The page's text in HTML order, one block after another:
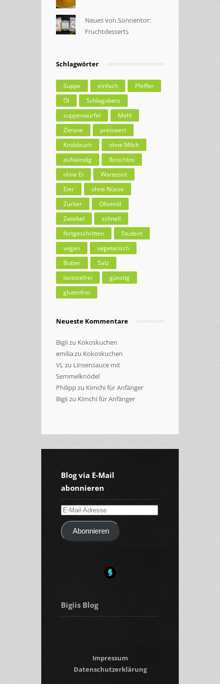
Neues von Sonnentor:
Fruchtdesserts
Schlagwörter
Suppe einfach
Pfeffer
Öl
Schlagobers
suppenwürfel
Mehl
Zitrone
preiswert
Knoblauch
ohne Milch
aufwändig
fleischlos
ohne Ei
Wartezeit
Eier
ohne Nüsse
Zucker
Olivenöl
Zwiebel
schnell
fortgeschritten
Student
vegan
vegetarisch
Butter
Salz
lactosefrei
günstig
glutenfrei
Neueste Kommentare
Bigiizu Kokoskuchen
emilia zu Kokoskuchen
VLzu Linsensauce mit
Semmelknödel
Philippzu Kimchi für Anfänger
Bigiizu Kimchi für Anfänger
Blog via E-Mail
abonnieren
E-
Mail-
AdresseAbonnieren
Bigiis Blog
Impressum
Datenschutzerklärung